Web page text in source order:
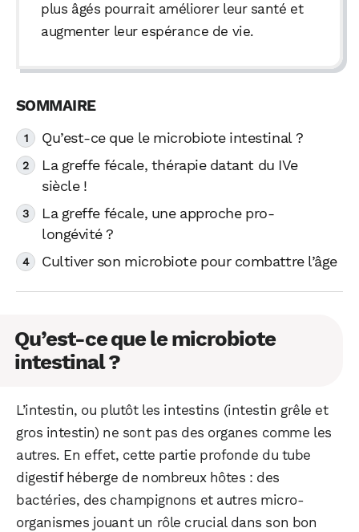
plus âgés pourrait améliorer leur santé et
augmenter leur espérance de vie.
Qu’est-ce que le microbiote intestinal ?
La greffe fécale, thérapie datant du IVe
siècle !
La greffe fécale, une approche pro-
longévité ?
Cultiver son microbiote pour combattre l’âge
Qu’est-ce que le microbiote
intestinal ?
L’intestin, ou plutôt les intestins (intestin grêle et
gros intestin) ne sont pas des organes comme les
autres. En effet, cette partie profonde du tube
digestif héberge de nombreux hôtes : des
bactéries, des champignons et autres micro-
organismes jouant un rôle crucial dans son bon